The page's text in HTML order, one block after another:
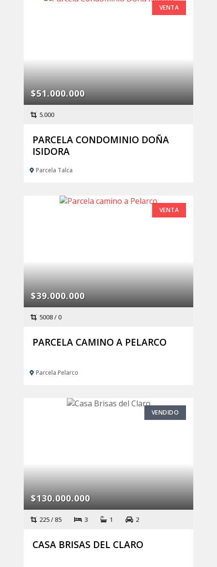
VENTA
$51.000.000
5.000
PARCELA CONDOMINIO DOÑA
ISIDORA
Parcela Talca
VENTA
$39.000.000
5008 / 0
PARCELA CAMINO A PELARCO
Parcela Pelarco
VENDIDO
$130.000.000
225 / 85 3 1 2
CASA BRISAS DEL CLARO